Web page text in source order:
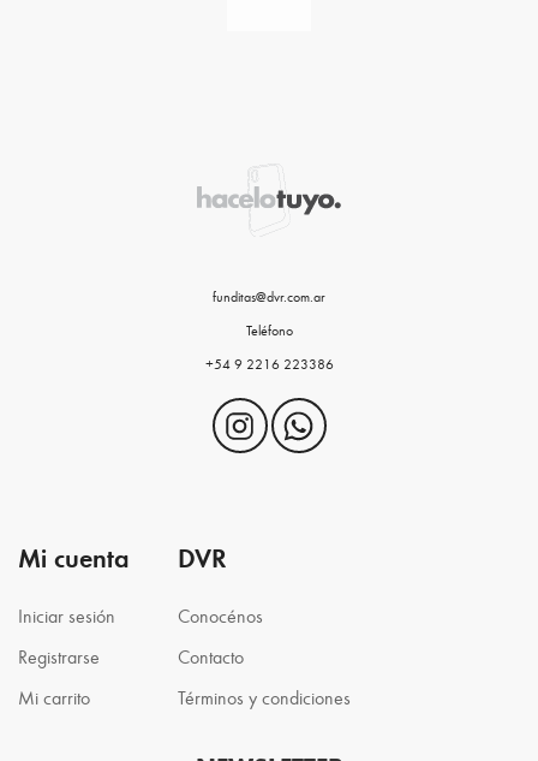
funditas@dvr.com.ar
Teléfono
+54 9 2216 223386
Mi cuenta
Iniciar sesión
Registrarse
Mi carrito
DVR
Conocénos
Contacto
Términos y condiciones